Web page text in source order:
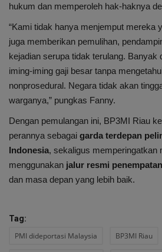
hukum dan memperoleh hak-haknya
“Kami tidak hanya menjemput mereka
juga memberikan pemulihan,
kejadian serupa tidak terulang. Banyak
iming-iming gaji besar tanpa
nonprosedural. Negara tidak akan
warganya,” pungkas Fanny.
Dengan pemulangan ini, BP3MI Riau
perannya sebagai garda terdepan
Indonesia, sekaligus memperingatkan
menggunakan jalur resmi
dan masa depan yang lebih baik.
Tag:
PMI dideportasi Malaysia BP3MI Riau